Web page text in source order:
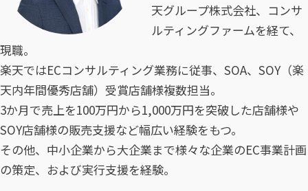
天グループ株式会社、コンサ
ルティングファームを経て、
現職。
楽天ではECコンサルティング業務に従事、SOA、SOY（楽
天内年間優秀店舗）受賞店舗様複数担当。
3か月で売上を100万円から1,000万円を突破した店舗様や
SOY店舗様の販売支援など幅広い経験をもつ。
その他、中小企業から大企業まで様々な企業のEC事業計画
の策定、および実行支援を経験。